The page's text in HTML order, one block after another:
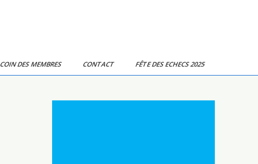
COIN DES MEMBRES CONTACT FÊTE DES ECHECS 2025